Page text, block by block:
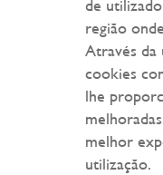
de
região
Através da
cookies
lhe
melhor
utilização.